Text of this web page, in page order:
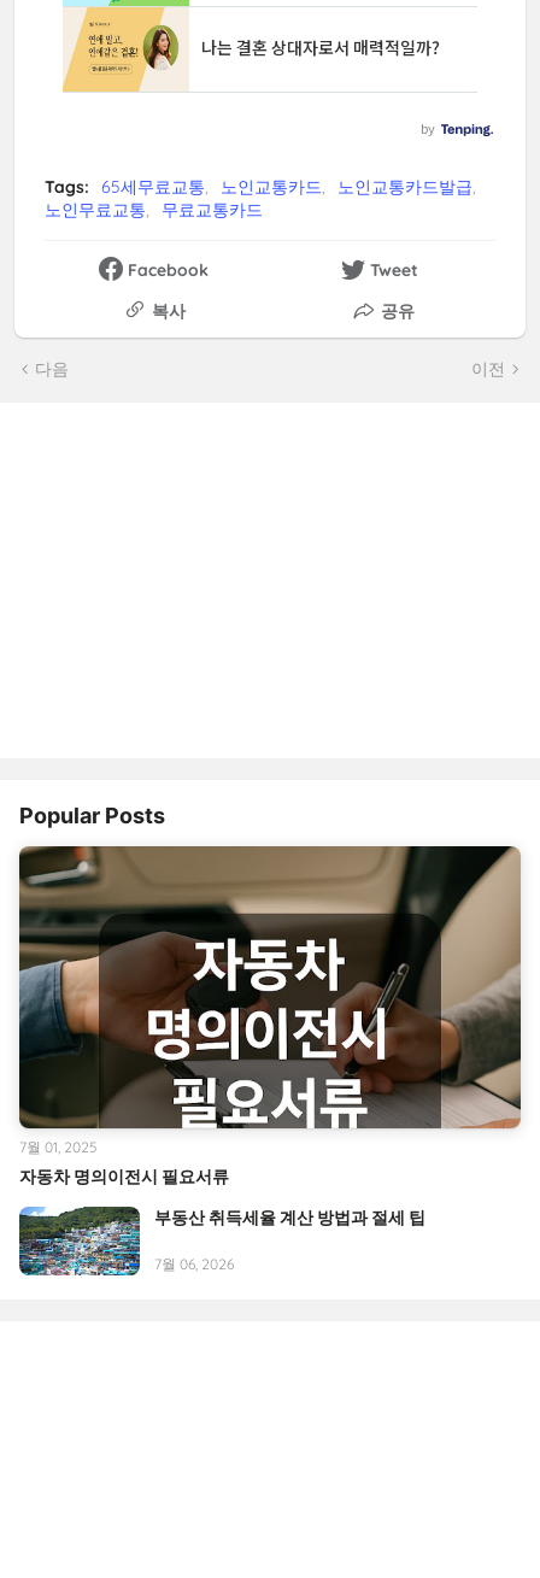
Tags: 65세무료교통 노인교통카드
노인교통카드발급
노인무료교통
무료교통카드
Facebook
Tweet
복사
공유
다음 이전
Popular Posts
자동차 명의이전시 필요서류
7월 01, 2025
부동산 취득세율 계산 방법과 절세 팁
7월 06, 2026